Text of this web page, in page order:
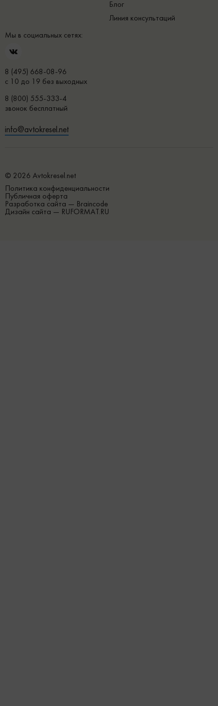
Блог
Линия консультаций
Мы в социальных сетях:
8 (495) 668-08-96
с 10 до 19 без выходных
8 (800) 555-333-4
звонок бесплатный
info@avtokresel.net
© 2026 Avtokresel.net
Политика конфиденциальности
Публичная оферта
Разработка сайта — Braincode
Дизайн сайта — RUFORMAT.RU